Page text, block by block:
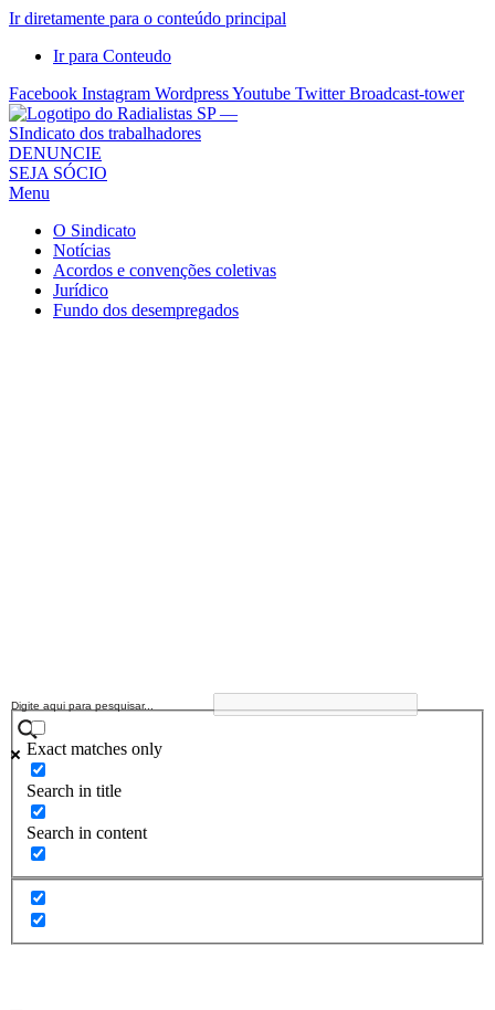
Ir diretamente para o conteúdo principal
Ir para Conteudo
Facebook Instagram WordpressYoutube Twitter Broadcast-tower
Sindicato
dos
Radialistas
São
Paulo
Sindicato
DENUNCIE
SEJA SÓCIO
Menu
O Sindicato
Notícias
Acordos e convenções coletivas
Jurídico
Fundo dos desempregados
Exact matches only
Search in title
Search in content